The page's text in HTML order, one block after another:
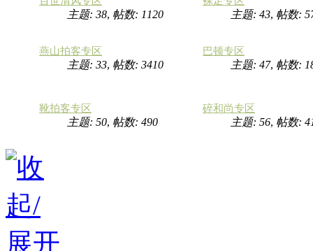
主题: 38, 帖数: 1120 主题: 43, 帖数:
燕山拍客专区
主题: 33, 帖数: 3410
巴顿专区
主题: 47, 帖数:
靴拍客专区
主题: 50, 帖数: 490
碎和尚专区
主题: 56, 帖数: